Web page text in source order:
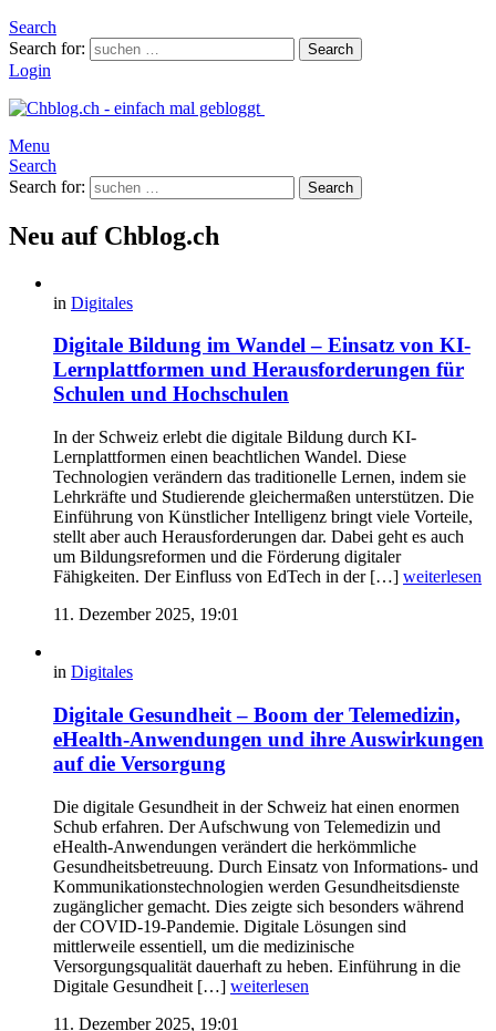
Search
Search for:
Search
Login
Menu
Search
Search for:
Search
Neu auf Chblog.ch
in Digitales
Digitale Bildung im Wandel – Einsatz von KI-
Lernplattformen und Herausforderungen für
Schulen und Hochschulen
In der Schweiz erlebt die digitale Bildung durch KI-
Lernplattformen einen beachtlichen Wandel. Diese
Technologien verändern das traditionelle Lernen, indem sie
Lehrkräfte und Studierende gleichermaßen unterstützen. Die
Einführung von Künstlicher Intelligenz bringt viele Vorteile,
stellt aber auch Herausforderungen dar. Dabei geht es auch
um Bildungsreformen und die Förderung digitaler
Fähigkeiten. Der Einfluss von EdTech in der […] weiterlesen
11. Dezember 2025, 19:01
in Digitales
Digitale Gesundheit – Boom der Telemedizin,
eHealth-Anwendungen und ihre Auswirkungen
auf die Versorgung
Die digitale Gesundheit in der Schweiz hat einen enormen
Schub erfahren. Der Aufschwung von Telemedizin und
eHealth-Anwendungen verändert die herkömmliche
Gesundheitsbetreuung. Durch Einsatz von Informations- und
Kommunikationstechnologien werden Gesundheitsdienste
zugänglicher gemacht. Dies zeigte sich besonders während
der COVID-19-Pandemie. Digitale Lösungen sind
mittlerweile essentiell, um die medizinische
Versorgungsqualität dauerhaft zu heben. Einführung in die
Digitale Gesundheit […] weiterlesen
11. Dezember 2025, 19:01